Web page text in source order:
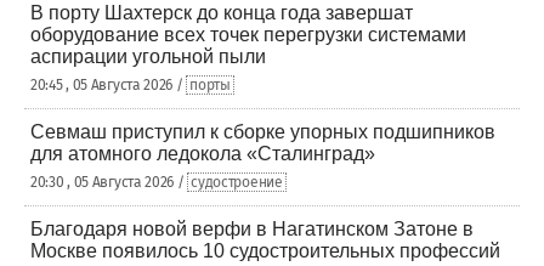
В порту Шахтерск до конца года завершат
оборудование всех точек перегрузки системами
аспирации угольной пыли
20:45 , 05 Августа 2026 / порты
Севмаш приступил к сборке упорных подшипников
для атомного ледокола «Сталинград»
20:30 , 05 Августа 2026 / судостроение
Благодаря новой верфи в Нагатинском Затоне в
Москве появилось 10 судостроительных профессий